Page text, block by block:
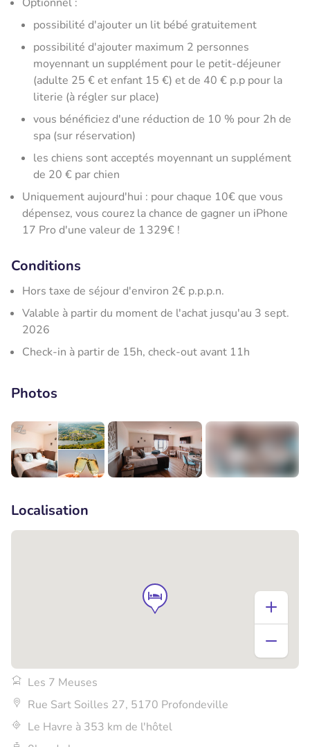
possibilité d'ajouter un lit bébé gratuitement
possibilité d'ajouter maximum 2 personnes
moyennant un supplément pour le petit-déjeuner
(adulte 25 € et enfant 15 €) et de 40 € p.p pour la
literie (à régler sur place)
vous bénéficiez d'une réduction de 10 % pour 2h de
spa (sur réservation)
les chiens sont acceptés moyennant un supplément
de 20 € par chien
Uniquement aujourd'hui : pour chaque 10€ que vous
dépensez, vous courez la chance de gagner un iPhone
17 Pro d'une valeur de 1 329€ !
Conditions
Hors taxe de séjour d'environ 2€ p.p.p.n.
Valable à partir du moment de l'achat jusqu'au 3 sept.
2026
Check-in à partir de 15h, check-out avant 11h
Photos
Localisation
Les 7 Meuses
Rue Sart Soilles 27, 5170 Profondeville
Le Havre à 353 km de l'hôtel